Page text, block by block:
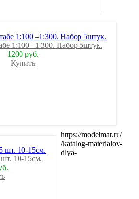
1:100 –1:300. Набор 5штук.
1200 руб.
Купить
10-15см.
https://modelmat.ru/
/katalog-materialov-
dlya-